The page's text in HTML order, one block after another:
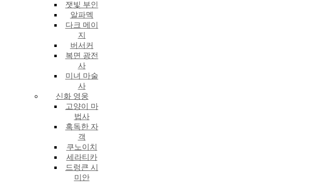
잿빛 부인
알파멕
다크 메이
지
버서커
복면 광전
사
미녀 마술
사
신화 영웅
고양이 마
법사
혹독한 자
객
쿠노이치
세라티카
드렁큰 시
미안